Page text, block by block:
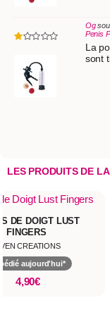
Og
Penis
La
sont
LES PRODUITS DE
DE DOIGT LUST
FINGERS
CREATIONS
aujourd'hui*
4,90€